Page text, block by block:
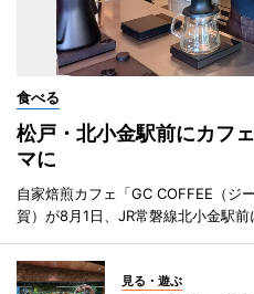
食べる
松戸・北小金駅前にカフ
マに
自家焙煎カフェ「GC COFFEE（ジ
賀）が8月1日、JR常磐線北小金駅前
見る・遊ぶ